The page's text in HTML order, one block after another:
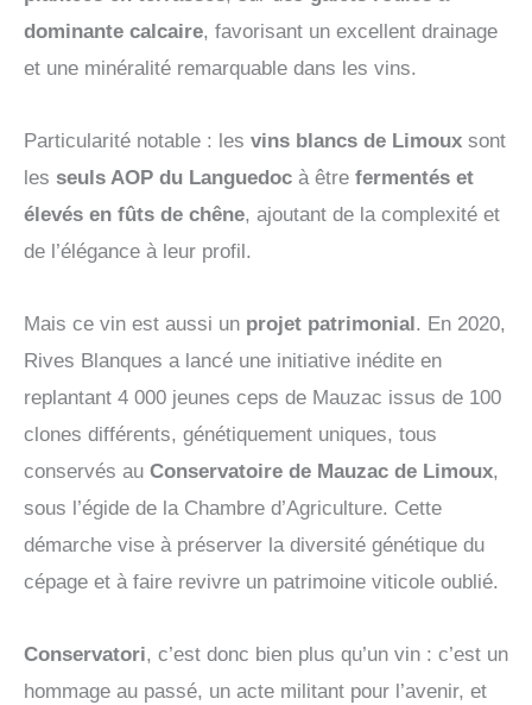
dominante calcaire, favorisant un excellent drainage
et une minéralité remarquable dans les vins.
Particularité notable : les vins blancs de Limoux sont
les seuls AOP du Languedoc à être fermentés et
élevés en fûts de chêne, ajoutant de la complexité et
de l’élégance à leur profil.
Mais ce vin est aussi un projet patrimonial. En 2020,
Rives Blanques a lancé une initiative inédite en
replantant 4 000 jeunes ceps de Mauzac issus de 100
clones différents, génétiquement uniques, tous
conservés au Conservatoire de Mauzac de Limoux,
sous l’égide de la Chambre d’Agriculture. Cette
démarche vise à préserver la diversité génétique du
cépage et à faire revivre un patrimoine viticole oublié.
Conservatori, c’est donc bien plus qu’un vin : c’est un
hommage au passé, un acte militant pour l’avenir, et